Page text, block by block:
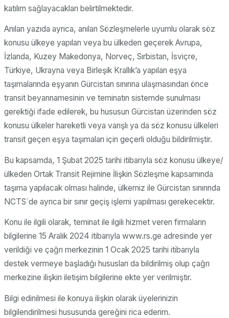
katılım sağlayacakları belirtilmektedir.
Anılan yazıda ayrıca, anılan Sözleşmelerle uyumlu olarak söz
konusu ülkeye yapılan veya bu ülkeden geçerek Avrupa,
İzlanda, Kuzey Makedonya, Norveç, Sırbistan, İsviçre,
Türkiye, Ukrayna veya Birleşik Krallık’a yapılan eşya
taşımalarında eşyanın Gürcistan sınırına ulaşmasından önce
transit beyannamesinin ve teminatın sistemde sunulması
gerektiği ifade edilerek, bu hususun Gürcistan üzerinden söz
konusu ülkeler hareketli veya varışlı ya da söz konusu ülkeleri
transit geçen eşya taşımaları için geçerli olduğu bildirilmiştir.
Bu kapsamda, 1 Şubat 2025 tarihi itibarıyla söz konusu ülkeye/
ülkeden Ortak Transit Rejimine İlişkin Sözleşme kapsamında
taşıma yapılacak olması halinde, ülkemiz ile Gürcistan sınırında
NCTS`de ayrıca bir sınır geçiş işlemi yapılması gerekecektir.
Konu ile ilgili olarak, teminat ile ilgili hizmet veren firmaların
bilgilerine 15 Aralık 2024 itibarıyla www.rs.ge adresinde yer
verildiği ve çağrı merkezinin 1 Ocak 2025 tarihi itibarıyla
destek vermeye başladığı hususları da bildirilmiş olup çağrı
merkezine ilişkin iletişim bilgilerine ekte yer verilmiştir.
Bilgi edinilmesi ile konuya ilişkin olarak üyelerinizin
bilgilendirilmesi hususunda gereğini rica ederim.